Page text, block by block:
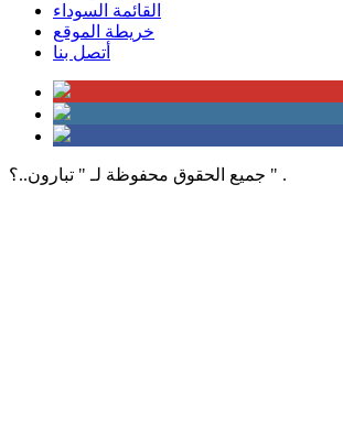
القائمة السوداء
خريطة الموقع
أتصل بنا
جميع الحقوق محفوظة لـ " تبارون..؟ " .